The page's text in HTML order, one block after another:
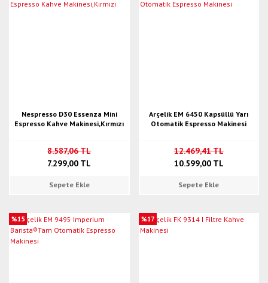
Nespresso D30 Essenza Mini
Espresso Kahve Makinesi,Kırmızı
8.587,06 TL
7.299,00 TL
Sepete Ekle
Arçelik EM 6450 Kapsüllü Yarı
Otomatik Espresso Makinesi
12.469,41 TL
10.599,00 TL
Sepete Ekle
%15 %17